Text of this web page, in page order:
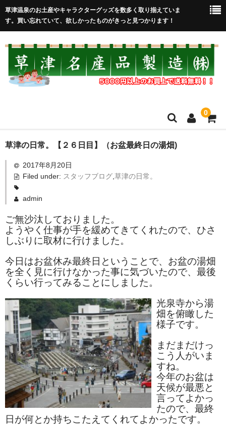
草津温泉のお土産やキャラクターグッズを数多く取り揃えていま
す。買い忘れていて、欲しかったものがきっと見つかります！
0
HOME
在庫処分セール
全取扱商品
お勧め商品
MONDE SELECTION
草津産熊笹
その他
キャラクター
ゆもみちゃん
スイーツ
文具
草津の日常。【２６日目】（お盆最終日の湯畑)
2017年8月20日
Filed under: スタッフブログ, 草津の日常。
admin
ご無沙汰しておりました。
ようやく仕事が手を緩めてきてくれたので、ひさ
しぶりに取材に行けました。
今日はお盆休み最終日ということで、お盆の湯畑
を全く見に行けなかった事に気づいたので、最後
くらい行ってみることにしました。
光泉寺から湯
畑を俯瞰した
様子です。
まだまだけっ
こう人がいま
すね。
今年のお盆は
天候が最悪と
言ってよかっ
たので、最終
日が何とか持ちこたえてくれてよかったです。